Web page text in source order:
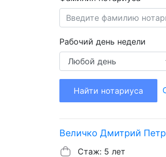
Рабочий день недели
Найти нотариуса
Величко Дмитрий
Стаж: 5 лет